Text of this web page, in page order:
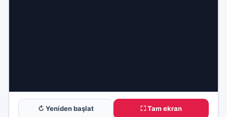
↻ Yeniden başlat ⛶ Tam ekran